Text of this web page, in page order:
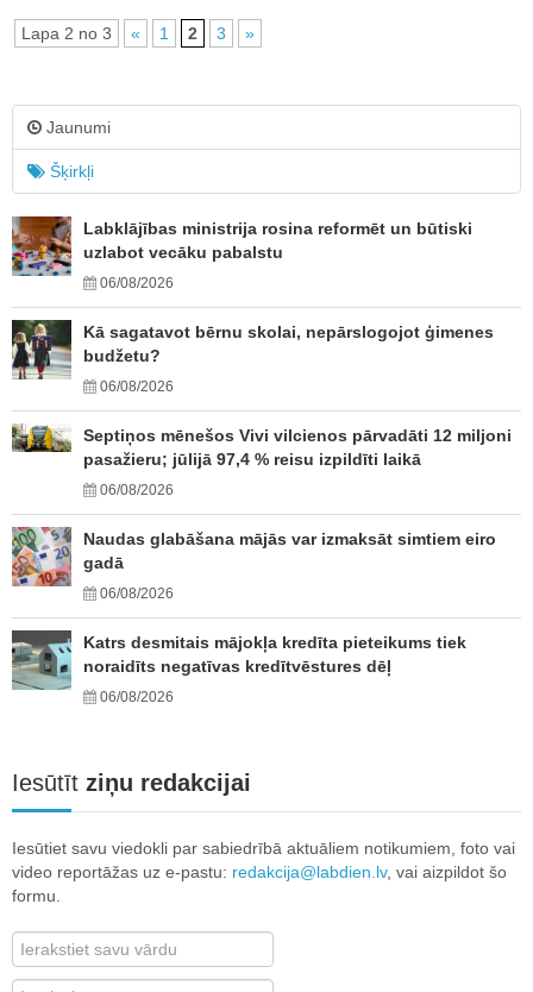
Lapa 2 no 3 « 1 2 3 »
Jaunumi
Šķirkļi
Labklājības ministrija rosina reformēt un būtiski
uzlabot vecāku pabalstu
06/08/2026
Kā sagatavot bērnu skolai, nepārslogojot ģimenes
budžetu?
06/08/2026
Septiņos mēnešos Vivi vilcienos pārvadāti 12 miljoni
pasažieru; jūlijā 97,4 % reisu izpildīti laikā
06/08/2026
Naudas glabāšana mājās var izmaksāt simtiem eiro
gadā
06/08/2026
Katrs desmitais mājokļa kredīta pieteikums tiek
noraidīts negatīvas kredītvēstures dēļ
06/08/2026
Iesūtīt ziņu redakcijai
Iesūtiet savu viedokli par sabiedrībā aktuāliem notikumiem, foto vai
video reportāžas uz e-pastu: redakcija@labdien.lv, vai aizpildot šo
formu.